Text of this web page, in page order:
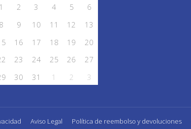
1 2 3 4 5
6
8 9 10 11 12
13
16 17 18 19
20
23 24 25 26
27
30 31 1 2 3
Aviso Legal Política de reembolso y devoluciones